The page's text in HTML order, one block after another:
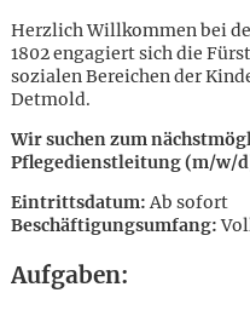
Herzlich Willkommen bei
1802 engagiert sich die
sozialen Bereichen der
Detmold.
Wir suchen zum
Pflegedienstleitung (m/w/
Eintrittsdatum:Ab sofort
Beschäftigungsumfang:
Aufgaben: